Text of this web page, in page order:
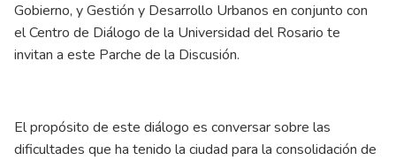
Gobierno, y Gestión y Desarrollo Urbanos en conjunto con
el Centro de Diálogo de la Universidad del Rosario te
invitan a este Parche de la Discusión.
El propósito de este diálogo es conversar sobre las
dificultades que ha tenido la ciudad para la consolidación de